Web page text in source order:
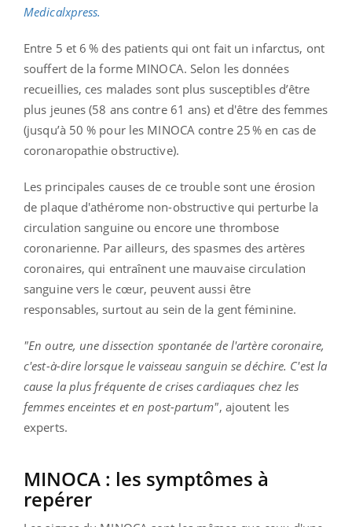
Medicalxpress.
Entre 5 et 6 % des patients qui ont fait un infarctus, ont
souffert de la forme MINOCA. Selon les données
recueillies, ces malades sont plus susceptibles d’être
plus jeunes (58 ans contre 61 ans) et d'être des femmes
(jusqu’à 50 % pour les MINOCA contre 25 % en cas de
coronaropathie obstructive).
Les principales causes de ce trouble sont une érosion
de plaque d'athérome non-obstructive qui perturbe la
circulation sanguine ou encore une thrombose
coronarienne. Par ailleurs, des spasmes des artères
coronaires, qui entraînent une mauvaise circulation
sanguine vers le cœur, peuvent aussi être
responsables, surtout au sein de la gent féminine.
"En outre, une dissection spontanée de l'artère coronaire,
c'est-à-dire lorsque le vaisseau sanguin se déchire. C'est la
cause la plus fréquente de crises cardiaques chez les
femmes enceintes et en post-partum", ajoutent les
experts.
MINOCA : les symptômes à
repérer